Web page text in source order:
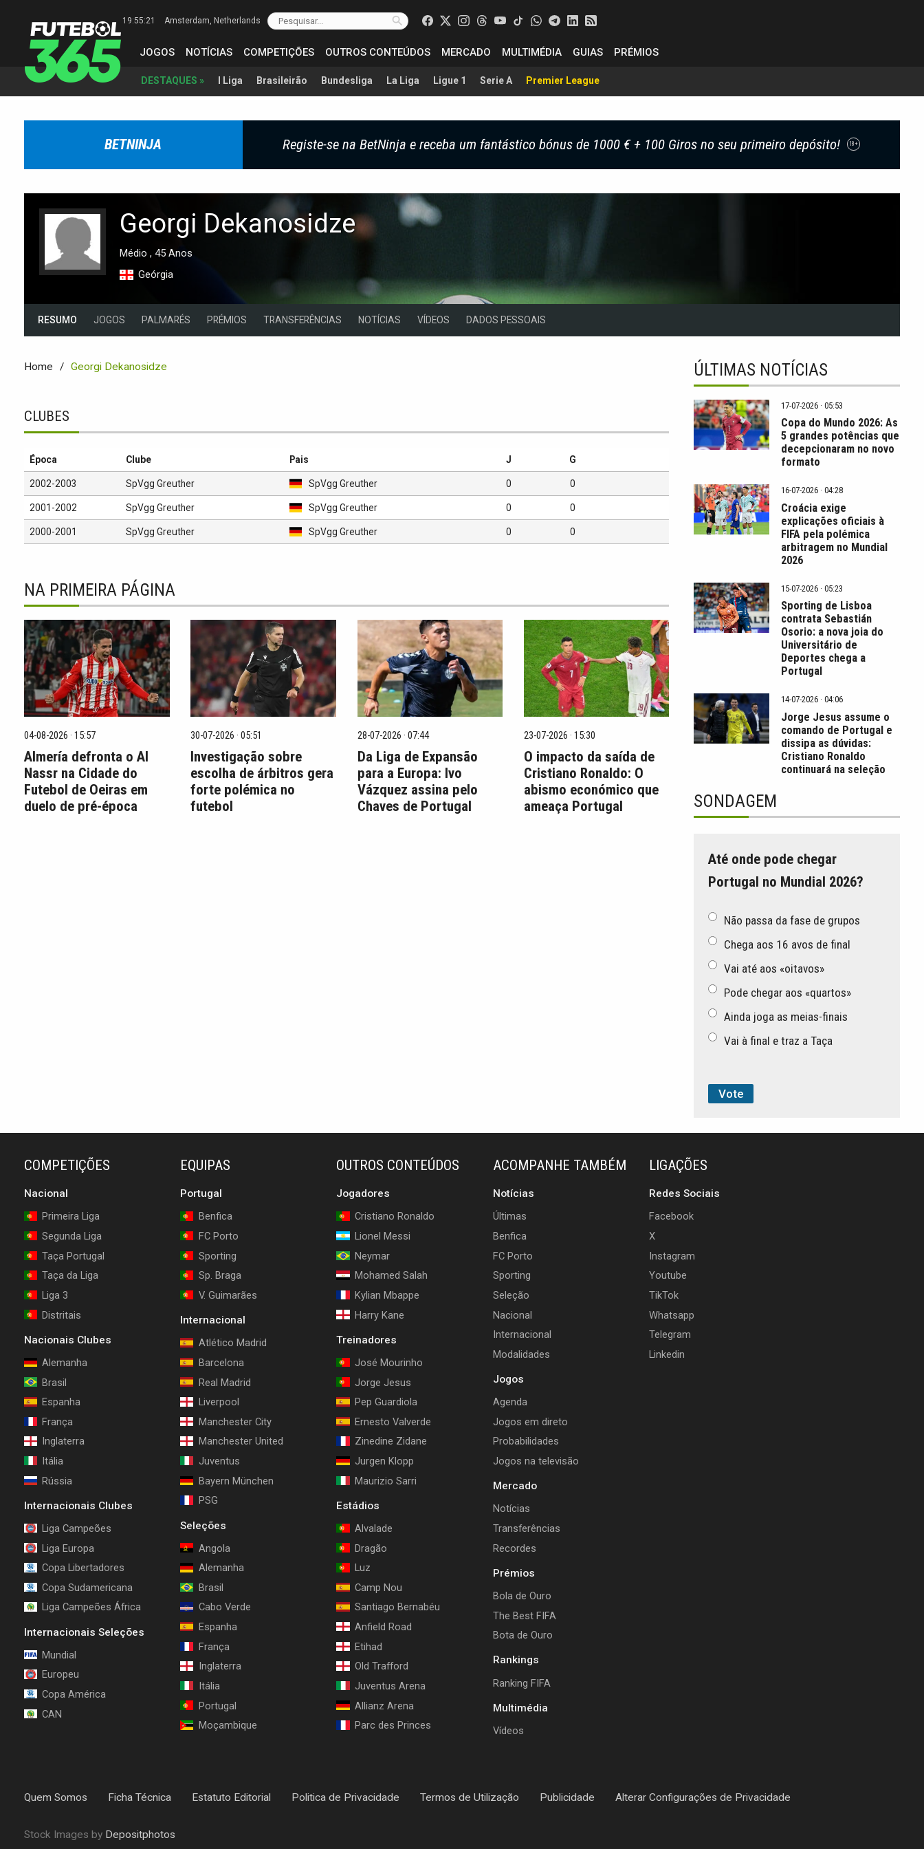
19:55:21 Amsterdam, Netherlands
JOGOS NOTÍCIAS COMPETIÇÕES OUTROS CONTEÚDOS MERCADO MULTIMÉDIA GUIAS PRÉMIOS
DESTAQUES » I Liga Brasileirão Bundesliga La Liga Ligue 1 Serie A Premier League
BETNINJA Registe-se na BetNinja e receba um fantástico bónus de 1000 € + 100 Giros no seu primeiro depósito! 18+
Georgi Dekanosidze
Médio , 45 Anos
Geórgia
RESUMO JOGOS PALMARÉS PRÉMIOS TRANSFERÊNCIAS NOTÍCIAS VÍDEOS DADOS PESSOAIS
Home Georgi Dekanosidze
CLUBES
Época Clube Pais J G
2002-2003 SpVgg Greuther SpVgg Greuther 0 0
2001-2002 SpVgg Greuther SpVgg Greuther 0 0
2000-2001 SpVgg Greuther SpVgg Greuther 0 0
NA PRIMEIRA PÁGINA
04-08-2026 · 15:57
Almería defronta o Al
Nassr na Cidade do
Futebol de Oeiras em
duelo de pré-época
30-07-2026 · 05:51
Investigação sobre
escolha de árbitros gera
forte polémica no
futebol
28-07-2026 · 07:44
Da Liga de Expansão
para a Europa: Ivo
Vázquez assina pelo
Chaves de Portugal
23-07-2026 · 15:30
O impacto da saída de
Cristiano Ronaldo: O
abismo económico que
ameaça Portugal
ÚLTIMAS NOTÍCIAS
17-07-2026 · 05:53
Copa do Mundo 2026: As
5 grandes potências que
decepcionaram no novo
formato
16-07-2026 · 04:28
Croácia exige
explicações oficiais à
FIFA pela polémica
arbitragem no Mundial
2026
15-07-2026 · 05:23
Sporting de Lisboa
contrata Sebastián
Osorio: a nova joia do
Universitário de
Deportes chega a
Portugal
14-07-2026 · 04:06
Jorge Jesus assume o
comando de Portugal e
dissipa as dúvidas:
Cristiano Ronaldo
continuará na seleção
SONDAGEM
Até onde pode chegar
Portugal no Mundial 2026?
Não passa da fase de grupos
Chega aos 16 avos de final
Vai até aos «oitavos»
Pode chegar aos «quartos»
Ainda joga as meias-finais
Vai à final e traz a Taça
COMPETIÇÕES
Nacional
Primeira Liga
Segunda Liga
Taça Portugal
Taça da Liga
Liga 3
Distritais
Nacionais Clubes
Alemanha
Brasil
Espanha
França
Inglaterra
Itália
Rússia
Internacionais Clubes
Liga Campeões
Liga Europa
Copa Libertadores
Copa Sudamericana
Liga Campeões África
Internacionais Seleções
Mundial
Europeu
Copa América
CAN
EQUIPAS
Portugal
Benfica
FC Porto
Sporting
Sp. Braga
V. Guimarães
Internacional
Atlético Madrid
Barcelona
Real Madrid
Liverpool
Manchester City
Manchester United
Juventus
Bayern München
PSG
Seleções
Angola
Alemanha
Brasil
Cabo Verde
Espanha
França
Inglaterra
Itália
Portugal
Moçambique
OUTROS CONTEÚDOS
Jogadores
Cristiano Ronaldo
Lionel Messi
Neymar
Mohamed Salah
Kylian Mbappe
Harry Kane
Treinadores
José Mourinho
Jorge Jesus
Pep Guardiola
Ernesto Valverde
Zinedine Zidane
Jurgen Klopp
Maurizio Sarri
Estádios
Alvalade
Dragão
Luz
Camp Nou
Santiago Bernabéu
Anfield Road
Etihad
Old Trafford
Juventus Arena
Allianz Arena
Parc des Princes
ACOMPANHE TAMBÉM
Notícias
Últimas
Benfica
FC Porto
Sporting
Seleção
Nacional
Internacional
Modalidades
Jogos
Agenda
Jogos em direto
Probabilidades
Jogos na televisão
Mercado
Notícias
Transferências
Recordes
Prémios
Bola de Ouro
The Best FIFA
Bota de Ouro
Rankings
Ranking FIFA
Multimédia
Vídeos
LIGAÇÕES
Redes Sociais
Facebook
X
Instagram
Youtube
TikTok
Whatsapp
Telegram
Linkedin
Quem Somos Ficha Técnica Estatuto Editorial Politica de Privacidade Termos de Utilização Publicidade Alterar Configurações de Privacidade
Stock Images by Depositphotos